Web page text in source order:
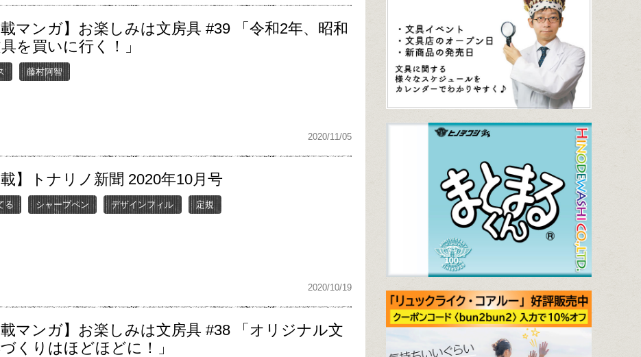
載マンガ】お楽しみは文房具 #39 「令和2年、昭和
を買いに行く！」
藤村阿智
2020/11/05
載】トナリノ新聞 2020年10月号
る シャープペン デザインフィル 定規
2020/10/19
載マンガ】お楽しみは文房具 #38 「オリジナル文
くりはほどほどに！」